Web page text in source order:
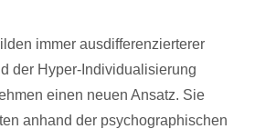
immer ausdifferenzierterer
der Hyper-Individualisierung
einen neuen Ansatz. Sie
anhand der psychographischen